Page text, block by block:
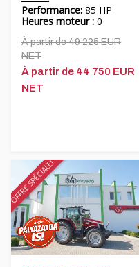
Performance: 85 HP
Heures moteur : 0
À partir de 49 225 EUR
NET
À partir de 44 750 EUR
NET
OFFRE SPÉCIALE!